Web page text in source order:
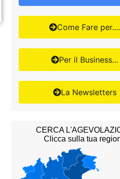
Come Fare per....
Per il Business...
La Newsletters